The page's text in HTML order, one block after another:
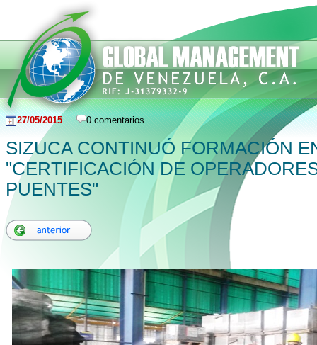
27/05/2015 0 comentarios
SIZUCA CONTINUÓ FORMACIÓN
"CERTIFICACIÓN DE
PUENTES"